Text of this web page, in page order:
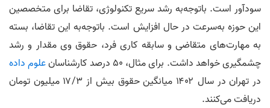
سودآور است. باتوجه‌به رشد سریع تکنولوژی، تقاضا برای متخصصین
این حوزه به‌سرعت در حال افزایش است. باتوجه‌به این تقاضا، بسته
به مهارت‌های متقاضی و سابقه کاری فرد، حقوق وی مقدار و رشد
چشمگیری خواهد داشت. برای مثال، ۵۰ درصد کارشناسان
علوم داده
در تهران در سال ۱۴۰۲ میانگین حقوق بیش از ۱۷/۳ میلیون تومان
دریافت می‌کنند.